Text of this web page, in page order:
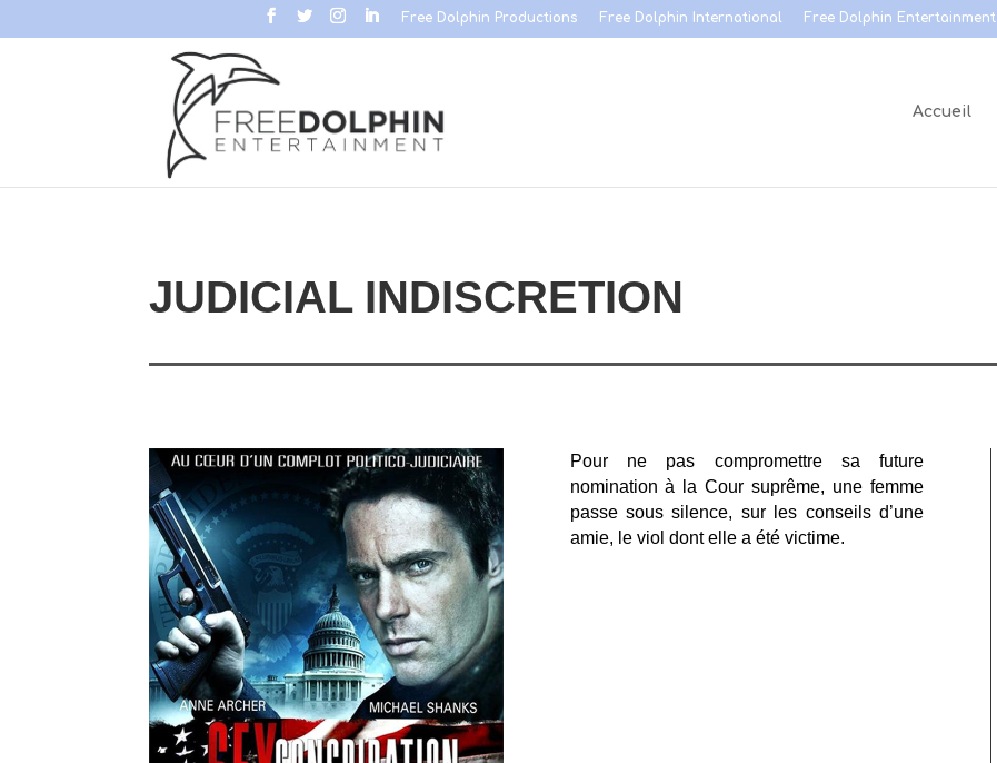
Free Dolphin Productions Free Dolphin International Free Dolphin Entertainment
Accueil
JUDICIAL INDISCRETION
Pour ne pas compromettre sa future
nomination à la Cour suprême, une femme
passe sous silence, sur les conseils d’une
amie, le viol dont elle a été victime.